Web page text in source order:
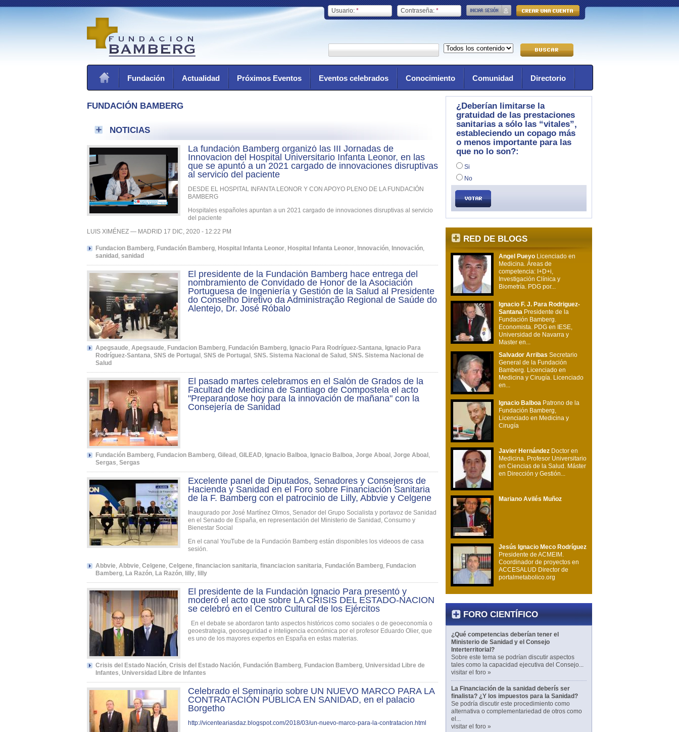
Usuario: * Contraseña: *
Fundación Actualidad Próximos Eventos Eventos celebrados Conocimiento Comunidad Directorio
¿Deberían limitarse la
gratuidad de las prestaciones
sanitarias a sólo las “vitales”,
estableciendo un copago más
o menos importante para las
que no lo son?:
Si
No
RED DE BLOGS
Angel Pueyo Licenciado en
Medicina. Áreas de
competencia: I+D+i,
Investigación Clínica y
Biometría. PDG por...
Ignacio F. J. Para Rodriguez-
Santana Presidente de la
Fundación Bamberg.
Economista. PDG en IESE,
Universidad de Navarra y
Master en...
Salvador Arribas Secretario
General de la Fundación
Bamberg. Licenciado en
Medicina y Cirugía. Licenciado
en...
Ignacio Balboa Patrono de la
Fundación Bamberg,
Licenciado en Medicina y
Cirugía
Javier Hernández Doctor en
Medicina. Profesor Universitario
en Ciencias de la Salud. Máster
en Dirección y Gestión...
Mariano Avilés Muñoz
Jesús Ignacio Meco Rodríguez
Presidente de ACMEIM.
Coordinador de proyectos en
ACCESALUD Director de
portalmetabolico.org
FORO CIENTÍFICO
¿Qué competencias deberían tener el
Ministerio de Sanidad y el Consejo
Interterritorial?
Sobre este tema se podrían discutir aspectos
tales como la capacidad ejecutiva del Consejo...
visitar el foro »
La Financiación de la sanidad deberís ser
finalista? ¿Y los impuestos para la Sanidad?
Se podría discutir este procedimiento como
alternativa o complementariedad de otros como
el...
visitar el foro »
FUNDACIÓN BAMBERG
NOTICIAS
La fundación Bamberg organizó las III Jornadas de
Innovacion del Hospital Universitario Infanta Leonor, en las
que se apuntó a un 2021 cargado de innovaciones disruptivas
al servicio del paciente
DESDE EL HOSPITAL INFANTA LEONOR Y CON APOYO PLENO DE LA FUNDACIÓN
BAMBERG
Hospitales españoles apuntan a un 2021 cargado de innovaciones disruptivas al servicio
del paciente
LUIS XIMÉNEZ — MADRID 17 DIC, 2020 - 12:22 PM
Fundacion Bamberg Fundación Bamberg Hospital Infanta Leonor Hospital Infanta Leonor Innovación Innovación
sanidad sanidad
El presidente de la Fundación Bamberg hace entrega del
nombramiento de Convidado de Honor de la Asociación
Portuguesa de Ingeniería y Gestión de la Salud al Presidente
do Conselho Diretivo da Administração Regional de Saúde do
Alentejo, Dr. José Róbalo
Apegsaude Apegsaude Fundacion Bamberg Fundación Bamberg Ignacio Para Rodríguez-Santana Ignacio Para
Rodríguez-Santana SNS de Portugal SNS de Portugal SNS. Sistema Nacional de Salud SNS. Sistema Nacional de
Salud
El pasado martes celebramos en el Salón de Grados de la
Facultad de Medicina de Santiago de Compostela el acto
"Preparandose hoy para la innovación de mañana" con la
Consejería de Sanidad
Fundación Bamberg Fundacion Bamberg Gilead GILEAD Ignacio Balboa Ignacio Balboa Jorge Aboal Jorge Aboal
Sergas Sergas
Excelente panel de Diputados, Senadores y Consejeros de
Hacienda y Sanidad en el Foro sobre Financiación Sanitaria
de la F. Bamberg con el patrocinio de Lilly, Abbvie y Celgene
Inaugurado por José Martínez Olmos, Senador del Grupo Socialista y portavoz de Sanidad
en el Senado de España, en representación del Ministerio de Sanidad, Consumo y
Bienestar Social
En el canal YouTube de la Fundación Bamberg están disponibles los videoos de casa
sesión.
Abbvie Abbvie Celgene Celgene financiacion sanitaria financiacion sanitaria Fundación Bamberg Fundacion
Bamberg La Razón La Razón lilly lilly
El presidente de la Fundación Ignacio Para presentó y
moderó el acto que sobre LA CRISIS DEL ESTADO-NACION
se celebró en el Centro Cultural de los Ejércitos
En el debate se abordaron tanto aspectos históricos como sociales o de geoeconomía o
geoestrategia, geoseguridad e inteligencia económica por el profesor Eduardo Olier, que
es uno de los mayores expertos en España en estas materias.
Crisis del Estado Nación Crisis del Estado Nación Fundación Bamberg Fundacion Bamberg Universidad Libre de
Infantes Universidad Libre de Infantes
Celebrado el Seminario sobre UN NUEVO MARCO PARA LA
CONTRATACIÓN PÚBLICA EN SANIDAD, en el palacio
Borgetho
http://vicenteariasdaz.blogspot.com/2018/03/un-nuevo-marco-para-la-contratacion.html